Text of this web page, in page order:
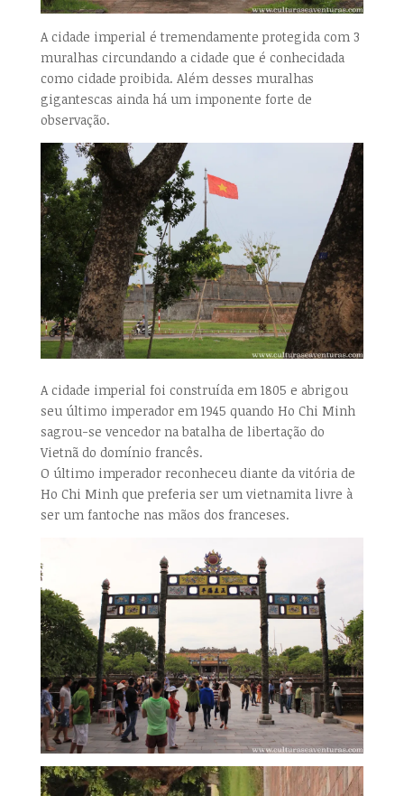
A cidade imperial é tremendamente protegida com 3
muralhas circundando a cidade que é conhecidada
como cidade proibida. Além desses muralhas
gigantescas ainda há um imponente forte de
observação.
A cidade imperial foi construída em 1805 e abrigou
seu último imperador em 1945 quando Ho Chi Minh
sagrou-se vencedor na batalha de libertação do
Vietnã do domínio francês.
O último imperador reconheceu diante da vitória de
Ho Chi Minh que preferia ser um vietnamita livre à
ser um fantoche nas mãos dos franceses.